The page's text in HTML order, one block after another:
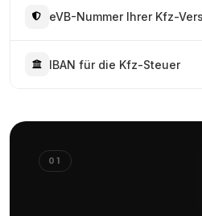
eVB-Nummer Ihrer Kfz-
IBAN für die Kfz-Steuer
01